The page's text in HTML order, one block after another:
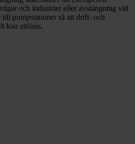
och industrier eller avstängning vid
pumpstationer så att drift- och
kan utföras.